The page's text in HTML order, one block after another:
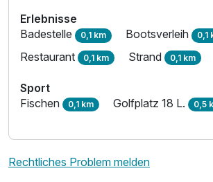
Erlebnisse
Badestelle 0,1 km Bootsverleih 0,1
Restaurant 0,1 km Strand 0,1 km
Sport
Fischen 0,1 km Golfplatz 18 L. 0,5
Rechtliches Problem melden